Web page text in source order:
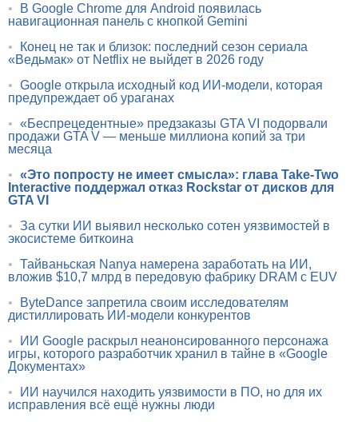
•
В Google Chrome для Android появилась
навигационная панель с кнопкой Gemini
•
Конец не так и близок: последний сезон сериала
«Ведьмак» от Netflix не выйдет в 2026 году
• Google открыла исходный код ИИ-модели, которая
предупреждает об ураганах
• «Беспрецедентные» предзаказы GTA VI подорвали
продажи GTA V — меньше миллиона копий за три
месяца
• «Это попросту не имеет смысла»: глава Take-Two
Interactive поддержал отказ Rockstar от дисков для
GTA VI
• За сутки ИИ выявил несколько сотен уязвимостей в
экосистеме биткоина
• Тайваньская Nanya намерена заработать на ИИ,
вложив $10,7 млрд в передовую фабрику DRAM с EUV
•
ByteDance запретила своим исследователям
дистиллировать ИИ-модели конкурентов
•
ИИ Google раскрыл неанонсированного персонажа
игры, которого разработчик хранил в тайне в «Google
Документах»
•
ИИ научился находить уязвимости в ПО, но для их
исправления всё ещё нужны люди